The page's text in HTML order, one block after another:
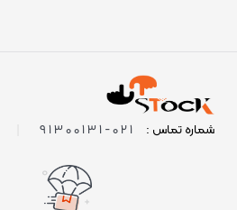
شماره تماس : 021-91300131